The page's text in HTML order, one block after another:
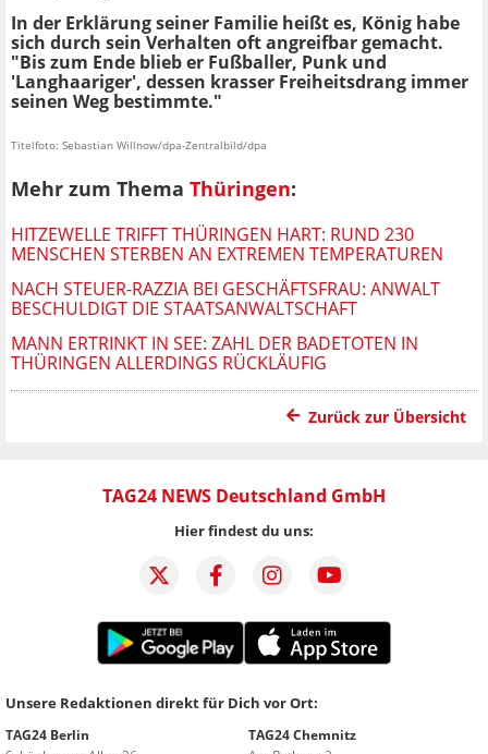
In der Erklärung seiner Familie heißt es, König habe
sich durch sein Verhalten oft angreifbar gemacht.
"Bis zum Ende blieb er Fußballer, Punk und
'Langhaariger', dessen krasser Freiheitsdrang immer
seinen Weg bestimmte."
Titelfoto: Sebastian Willnow/dpa-Zentralbild/dpa
Mehr zum Thema Thüringen:
HITZEWELLE TRIFFT THÜRINGEN HART: RUND 230
MENSCHEN STERBEN AN EXTREMEN TEMPERATUREN
NACH STEUER-RAZZIA BEI GESCHÄFTSFRAU: ANWALT
BESCHULDIGT DIE STAATSANWALTSCHAFT
MANN ERTRINKT IN SEE: ZAHL DER BADETOTEN IN
THÜRINGEN ALLERDINGS RÜCKLÄUFIG
Zurück zur Übersicht
TAG24 NEWS Deutschland GmbH
Hier findest du uns:
Unsere Redaktionen direkt für Dich vor Ort:
TAG24 Berlin
TAG24 Chemnitz